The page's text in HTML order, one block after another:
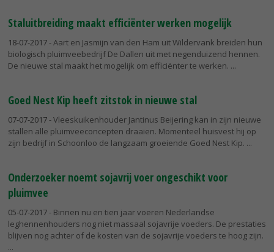
Staluitbreiding maakt efficiënter werken mogelijk
18-07-2017- Aart en Jasmijn van den Ham uit Wildervank breiden hun
biologisch pluimveebedrijf De Dallen uit met negenduizend hennen.
De nieuwe stal maakt het mogelijk om efficiënter te werken.
Goed Nest Kip heeft zitstok in nieuwe stal
07-07-2017- Vleeskuikenhouder Jantinus Beijering kan in zijn nieuwe
stallen alle pluimveeconcepten draaien. Momenteel huisvest hij op
zijn bedrijf in Schoonloo de langzaam groeiende Goed Nest Kip.
Onderzoeker noemt sojavrij voer ongeschikt voor
pluimvee
05-07-2017- Binnen nu en tien jaar voeren Nederlandse
leghennenhouders nog niet massaal sojavrije voeders. De prestaties
blijven nog achter of de kosten van de sojavrije voeders te hoog zijn.